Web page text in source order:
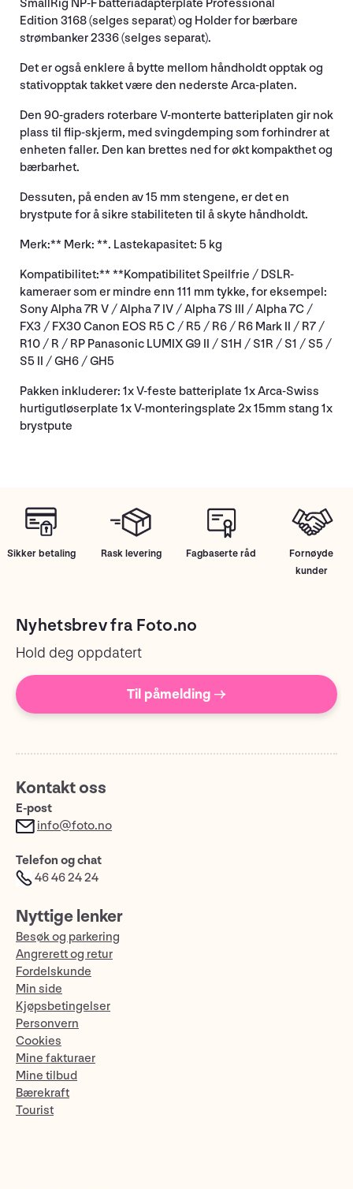
SmallRig NP-F batteriadapterplate Professional
Edition 3168 (selges separat) og Holder for bærbare
strømbanker 2336 (selges separat).
Det er også enklere å bytte mellom håndholdt opptak og
stativopptak takket være den nederste Arca-platen.
Den 90-graders roterbare V-monterte batteriplaten gir nok
plass til flip-skjerm, med svingdemping som forhindrer at
enheten faller. Den kan brettes ned for økt kompakthet og
bærbarhet.
Dessuten, på enden av 15 mm stengene, er det en
brystpute for å sikre stabiliteten til å skyte håndholdt.
Merk:** Merk: **. Lastekapasitet: 5 kg
Kompatibilitet:** **Kompatibilitet Speilfrie / DSLR-
kameraer som er mindre enn 111 mm tykke, for eksempel:
Sony Alpha 7R V / Alpha 7 IV / Alpha 7S III / Alpha 7C /
FX3 / FX30 Canon EOS R5 C / R5 / R6 / R6 Mark II / R7 /
R10 / R / RP Panasonic LUMIX G9 II / S1H / S1R / S1 / S5 /
S5 II / GH6 / GH5
Pakken inkluderer: 1x V-feste batteriplate 1x Arca-Swiss
hurtigutløserplate 1x V-monteringsplate 2x 15mm stang 1x
brystpute
Sikker betaling Rask levering Fagbaserte råd
Fornøyde
kunder
Nyhetsbrev fra Foto.no
Hold deg oppdatert
Til påmelding →
Kontakt oss
E-post
info@foto.no
Telefon og chat
46 46 24 24
Nyttige lenker
Besøk og parkering
Angrerett og retur
Fordelskunde
Min side
Kjøpsbetingelser
Personvern
Cookies
Mine fakturaer
Mine tilbud
Bærekraft
Tourist